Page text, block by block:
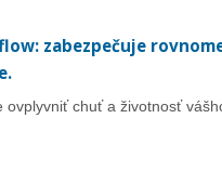
zabezpečuje
chuť a životnosť